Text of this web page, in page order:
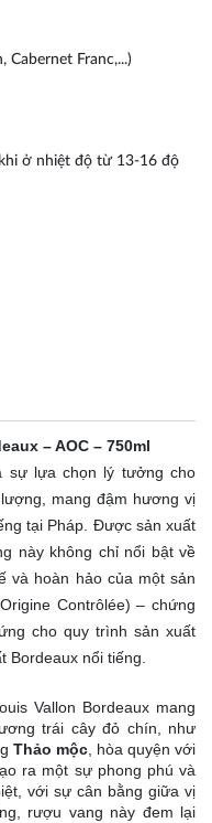
Cabernet Franc,...)
ở nhiệt độ từ 13-16 độ
– AOC – 750ml
sự lựa chọn lý tưởng cho
mang đậm hương vị
tại Pháp. Được sản xuất
này không chỉ nổi bật về
và hoàn hảo của một sản
Contrôlée) – chứng
cho quy trình sản xuất
Bordeaux nổi tiếng.
Vallon Bordeaux mang
trái cây đỏ chín, như
Thảo mộc, hòa quyện với
ra một sự phong phú và
với sự cân bằng giữa vị
rượu vang này đem lại